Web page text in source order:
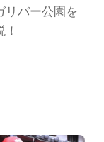
リバー公園を